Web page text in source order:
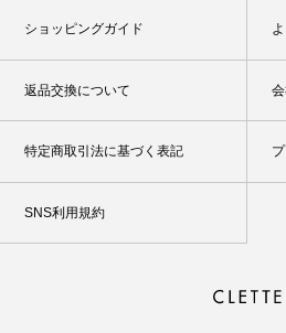
ショッピングガイド
返品交換について
特定商取引法に基づく表記
SNS利用規約